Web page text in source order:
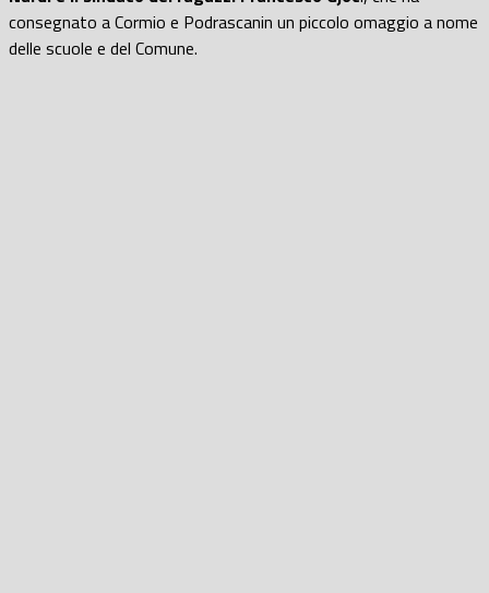
consegnato a Cormio e Podrascanin un piccolo omaggio a nome
delle scuole e del Comune.